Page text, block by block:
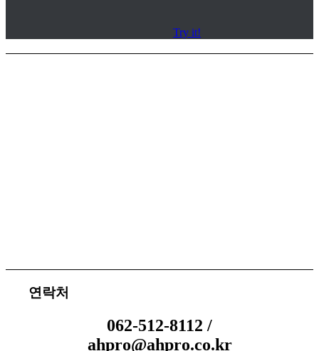
Try it!
연락처
062-512-8112 /
ahpro@ahpro.co.kr